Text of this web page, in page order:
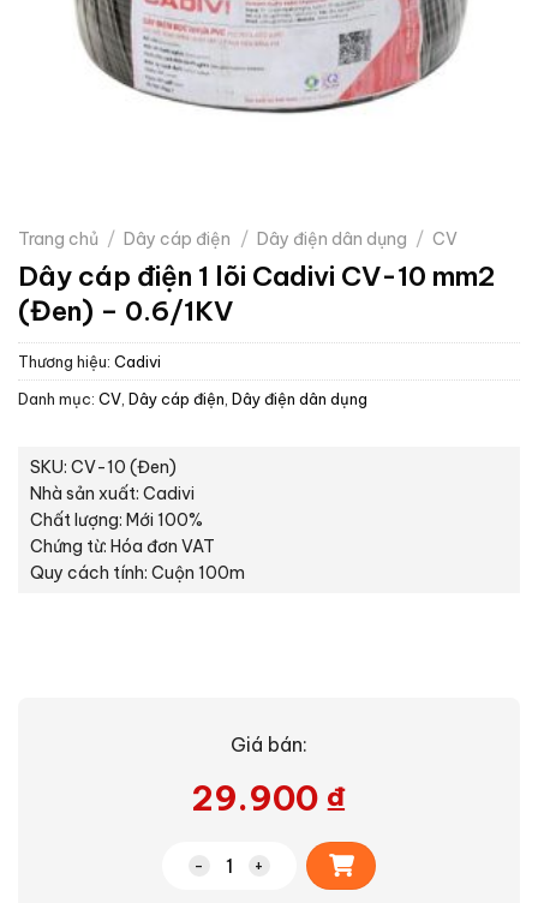
Trang chủ / Dây cáp điện / Dây điện dân dụng / CV
Dây cáp điện 1 lõi Cadivi CV-10 mm2
(Đen) – 0.6/1KV
Thương hiệu: Cadivi
Danh mục: CV Dây cáp điện Dây điện dân dụng
SKU: CV-10 (Đen)
Nhà sản xuất: Cadivi
Chất lượng: Mới 100%
Chứng từ: Hóa đơn VAT
Quy cách tính: Cuộn 100m
Giá bán:
29.900 ₫
Dây cáp điện 1 lõi Cadivi CV-10 mm2
Alternative: